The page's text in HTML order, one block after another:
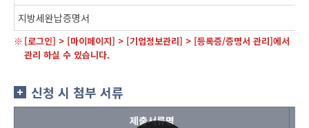
지방세완납증명서
[로그인] > [마이페이지] > [기업정보관리] > [등록증/증명서 관리]에서
관리 하실 수 있습니다.
신청 시 첨부 서류
제출서류명